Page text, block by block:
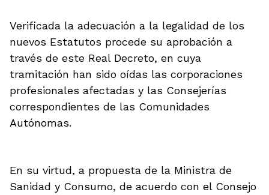
Verificada la adecuación a la legalidad de los
nuevos Estatutos procede su aprobación a
través de este Real Decreto, en cuya
tramitación han sido oídas las corporaciones
profesionales afectadas y las Consejerías
correspondientes de las Comunidades
Autónomas.
En su virtud, a propuesta de la Ministra de
Sanidad y Consumo, de acuerdo con el Consejo